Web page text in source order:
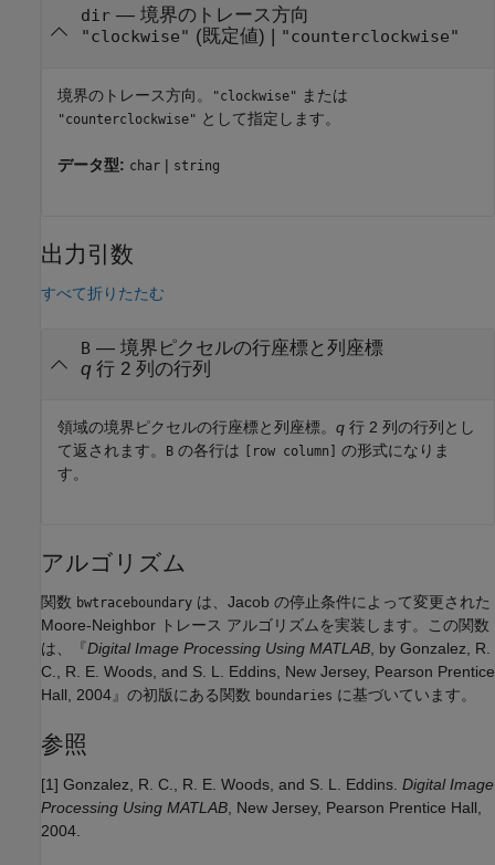
dir— 境界のトレース方向
"clockwise" (既定値) | "counterclockwise"
境界のトレース方向。 "clockwise" または
"counterclockwise" として指定します。
データ型: char | string
出力引数
すべて折りたたむ
B— 境界ピクセルの行座標と列座標
q行 2 列の行列
領域の境界ピクセルの行座標と列座標。 q 行 2 列の行列とし
て返されます。
B の各行は [row column]
の形式になりま
す。
アルゴリズム
関数 bwtraceboundary は、Jacob の停止条件によって変更された
Moore-Neighbor トレース アルゴリズムを実装します。この関数
は、『Digital Image Processing Using MATLAB, by Gonzalez, R.
C., R. E. Woods, and S. L. Eddins, New Jersey, Pearson Prentice
Hall, 2004』の初版にある関数 boundaries に基づいています。
参照
[1] Gonzalez, R. C., R. E. Woods, and S. L. Eddins. Digital Image
Processing Using MATLAB , New Jersey, Pearson Prentice Hall,
2004.